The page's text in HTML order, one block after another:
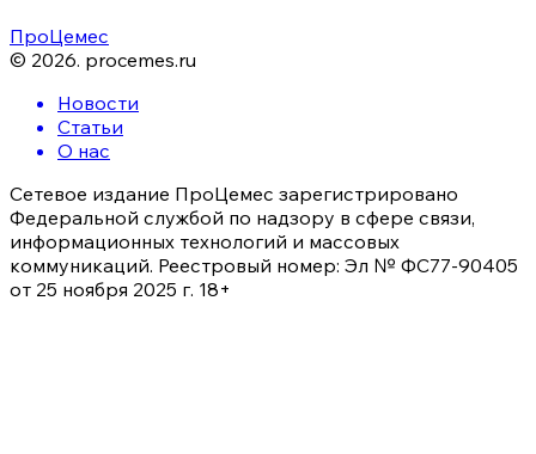
ПроЦемес
© 2026. procemes.ru
Новости
Статьи
О нас
Сетевое издание ПроЦемес зарегистрировано
Федеральной службой по надзору в сфере связи,
информационных технологий и массовых
коммуникаций. Реестровый номер: Эл № ФС77-90405
от 25 ноября 2025 г. 18+